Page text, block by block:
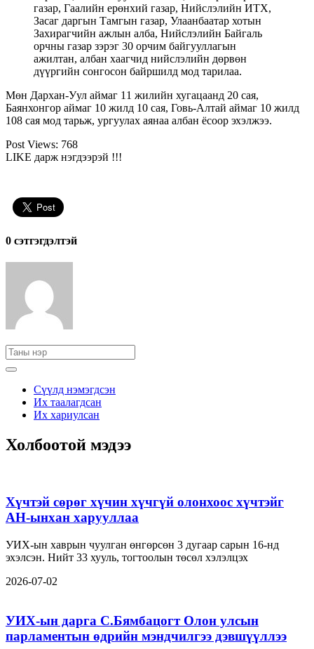
газар, Гаалийн ерөнхий газар, Нийслэлийн ИТХ,
Засаг даргын Тамгын газар, Улаанбаатар хотын
Захирагчийн ажлын алба, Нийслэлийн Байгаль
орчны газар зэрэг 30 орчим байгууллагын
ажилтан, албан хаагчид нийслэлийн дөрвөн
дүүргийн сонгосон байршилд мод тарилаа.
Мөн Дархан-Уул аймаг 11 жилийн хугацаанд 20 сая,
Баянхонгор аймаг 10 жилд 10 сая, Говь-Алтай аймаг 10 жилд
108 сая мод тарьж, ургуулах аянаа албан ёсоор эхэлжээ.
Post Views: 768
LIKE дарж нэгдээрэй !!!
0 cэтгэгдэлтэй
Сүүлд нэмэгдсэн
Их таалагдсан
Их хариулсан
Холбоотой мэдээ
Хүчтэй сөрөг хүчин хүчгүй олонхоос хүчтэйг
АН-ынхан харууллаа
УИХ-ын хаврын чуулган өнгөрсөн 3 дугаар сарын 16-нд
эхэлсэн. Нийт 33 хууль, тогтоолын төсөл хэлэлцэх
2026-07-02
УИХ-ын дарга С.Бямбацогт Олон улсын
парламентын өдрийн мэндчилгээ дэвшүүллээ